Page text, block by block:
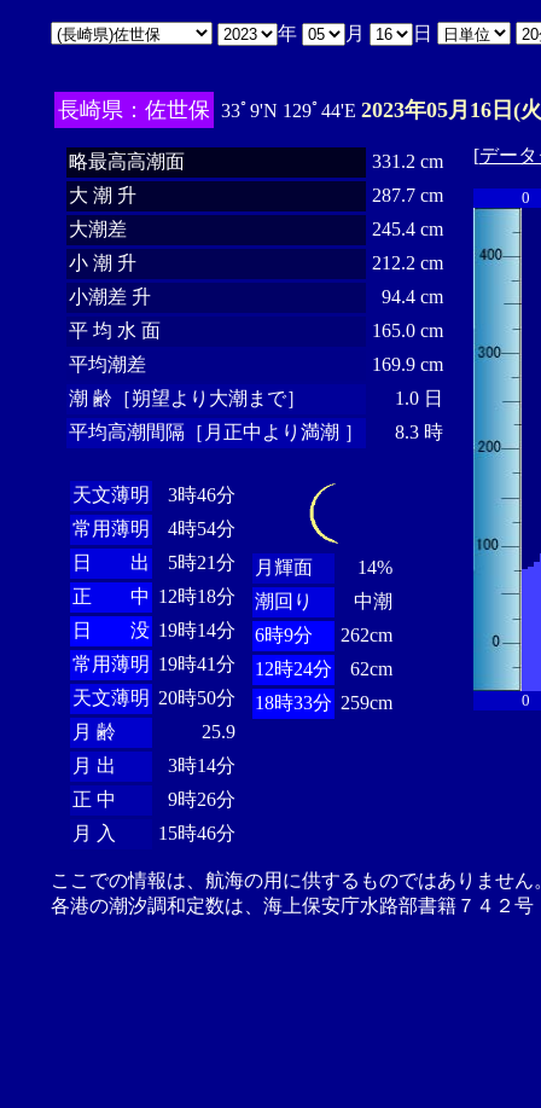
年 月 日
長崎県：佐世保 33ﾟ9'N 129ﾟ44'E 2023年05月16日(
略最高高潮面
331.2 cm
大 潮 升
287.7 cm
大潮差
245.4 cm
小 潮 升
212.2 cm
小潮差 升
94.4 cm
平 均 水 面
165.0 cm
平均潮差
169.9 cm
潮 齢［朔望より大潮まで］
1.0 日
平均高潮間隔［月正中より満潮 ］
8.3 時
天文薄明
3時46分
常用薄明
4時54分
日 出
5時21分
正 中 12時18分
日 没 19時14分
常用薄明 19時41分
天文薄明 20時50分
月 齢
25.9
月 出
3時14分
正 中
9時26分
月 入
15時46分
月輝面
14%
潮回り
中潮
6時9分
262cm
12時24分
62cm
18時33分 259cm
[デー
0
0
ここでの情報は、航海の用に供するものではありませ
各港の潮汐調和定数は、海上保安庁水路部書籍７４２